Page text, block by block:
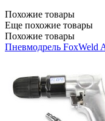
Похожие товары
Еще похожие товары
Похожие товары
Пневмодрель FoxWeld